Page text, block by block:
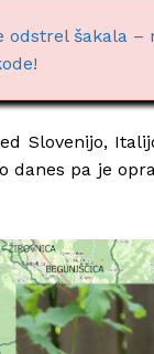
šakala –
Slovenijo,
pa je